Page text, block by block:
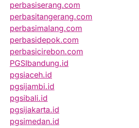
perbasiserang.com
perbasitangerang.com
perbasimalang.com
perbasidepok.com
perbasicirebon.com
PGSIbandung.id
pgsiaceh.id
pgsijambi.id
pgsibali.id
pgsijakarta.id
pgsimedan.id